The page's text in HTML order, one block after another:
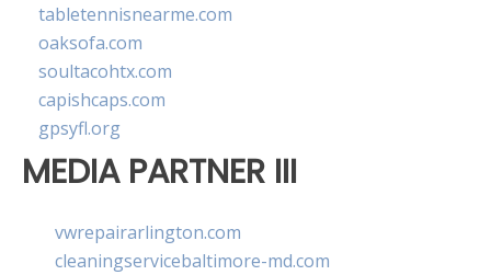
tabletennisnearme.com
oaksofa.com
soultacohtx.com
capishcaps.com
gpsyfl.org
MEDIA PARTNER III
vwrepairarlington.com
cleaningservicebaltimore-md.com